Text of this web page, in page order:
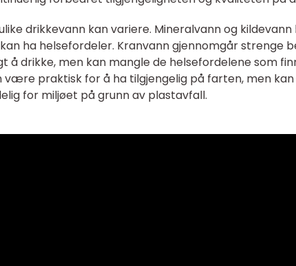
drikkevann kan variere. Mineralvann og
ha helsefordeler. Kranvann gjennomgår strenge
å drikke, men kan mangle de helsefordelene som
være praktisk for å ha tilgjengelig på farten, men
for miljøet på grunn av plastavfall.